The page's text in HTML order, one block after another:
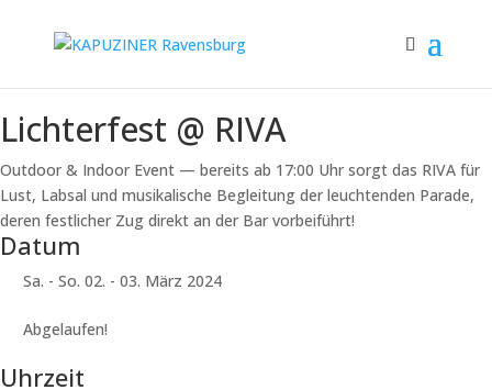
Lichterfest @ RIVA
Outdoor & Indoor Event — bereits ab 17:00 Uhr sorgt das RIVA für
Lust, Labsal und musikalische Begleitung der leuchtenden Parade,
deren festlicher Zug direkt an der Bar vorbeiführt!
Datum
Sa. - So. 02. - 03. März 2024
Abgelaufen!
Uhrzeit